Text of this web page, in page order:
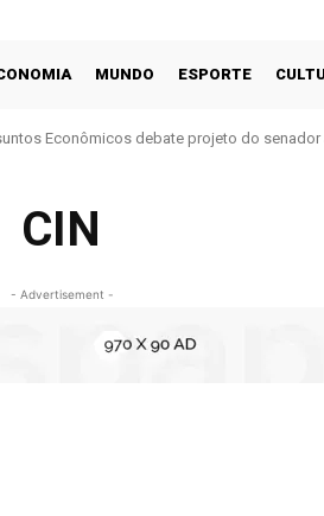
MUNDO ESPORTE
Econômicos debate projeto do
CIN
- Advertisement -